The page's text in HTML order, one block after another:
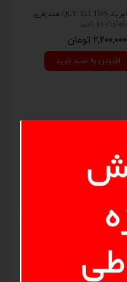
ایرپاد QCY T13 TWS هندزفری
بلوتوث دو تایی
۲,۲۰۰,۰۰۰ تومان
افزودن به سبد خرید